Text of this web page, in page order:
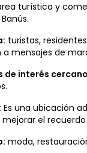
turística y
turistas,
a mensajes de
de interés
Es una ubicación
el
moda,